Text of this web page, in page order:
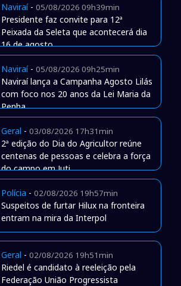
Naviraí- 05/08/2026 09h39min
Presidente faz convite para 12ª
Peixada da Seleta que acontecerá dia
16 de agosto
Naviraí- 05/08/2026 09h25min
Naviraí lança a Campanha Agosto Lilás
com foco nos 20 anos da Lei Maria da
Penha
Geral - 03/08/2026 17h31min
2ª edição do Dia do Agricultor reúne
centenas de pessoas e celebra a força
do campo em Juti
Polícia - 02/08/2026 19h57min
Suspeitos de furtar Hilux na fronteira
entram na mira da Interpol
Geral - 02/08/2026 19h51min
Riedel é candidato à reeleição pela
Federação União Progressista